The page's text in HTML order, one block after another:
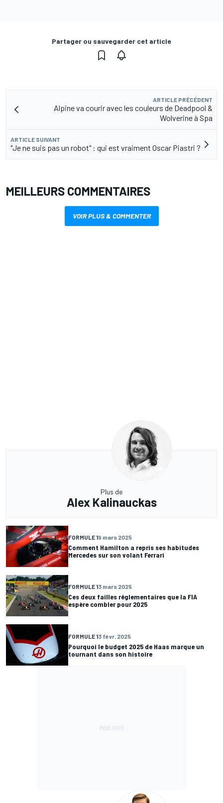
Partager ou sauvegarder cet article
ARTICLE PRÉCÉDENT
Alpine va courir avec les couleurs de Deadpool &
Wolverine à Spa
ARTICLE SUIVANT
"Je ne suis pas un robot" : qui est vraiment Oscar Piastri ?
MEILLEURS COMMENTAIRES
VOIR PLUS & COMMENTER
Plus de
Alex Kalinauckas
FORMULE 19 mars 2025
Comment Hamilton a repris ses habitudes
Mercedes sur son volant Ferrari
FORMULE 13 mars 2025
Ces deux failles réglementaires que la FIA
espère combler pour 2025
FORMULE 13 févr. 2025
Pourquoi le budget 2025 de Haas marque un
tournant dans son histoire